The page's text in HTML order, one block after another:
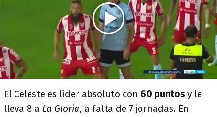
El Celeste es líder absoluto con 60 puntos y le
lleva 8 a La Gloria, a falta de 7 jornadas. En